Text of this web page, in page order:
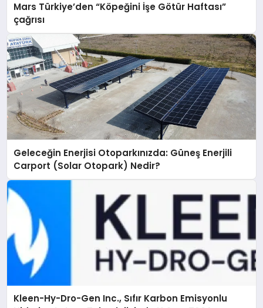
Mars Türkiye’den “Köpeğini İşe Götür Haftası”
çağrısı
Geleceğin Enerjisi Otoparkınızda: Güneş Enerjili
Carport (Solar Otopark) Nedir?
Kleen-Hy-Dro-Gen Inc., Sıfır Karbon Emisyonlu